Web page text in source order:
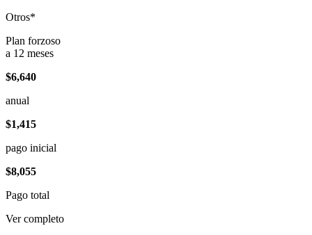
Otros*
Plan forzoso
a 12 meses
$6,640
anual
$1,415
pago inicial
$8,055
Pago total
Ver completo